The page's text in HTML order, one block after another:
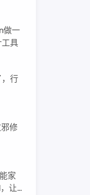
做一
具
行
修
家
让